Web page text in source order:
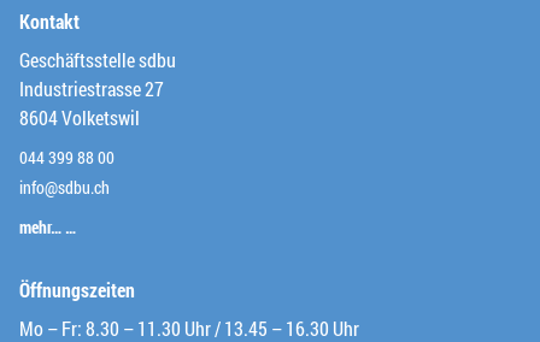
Kontakt
Geschäftsstelle sdbu
Industriestrasse 27
8604 Volketswil
044 399 88 00
info@sdbu.ch
mehr… …
Öffnungszeiten
Mo – Fr: 8.30 – 11.30 Uhr / 13.45 – 16.30 Uhr